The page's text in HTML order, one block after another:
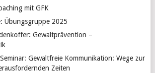
mit GFK
Übungsgruppe 2025
Gewaltprävention –
Gewaltfreie Kommunikation: Wege zur
Zeiten